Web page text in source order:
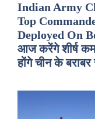
Indian Army
Top
Deployed On
आज करेंगे शीर्ष
होंगे चीन के